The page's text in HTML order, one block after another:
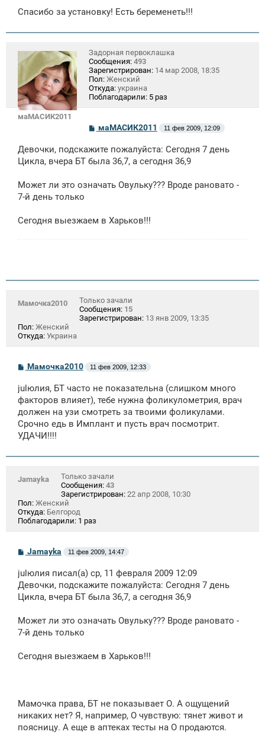
н
е
Спасибо за установку! Есть беременеть!!!
маМАСИК2011
Задорная первоклашка
Сообщения: 493
Зарегистрирован: 14 мар 2008, 18:35
Пол: Женский
Откуда: украина
Поблагодарили: 5 раз
С
б
щ
и
маМАСИК2011 11 фев 2009, 12:09
Девочки, подскажите пожалуйста: Сегодня 7 день
Цикла, вчера БТ была 36,7, а сегодня 36,9
Может ли это означать Овульку??? Вроде рановато -
7-й день только
Сегодня выезжаем в Харьков!!!
Мамочка2010
Только зачали
Сообщения: 15
Зарегистрирован: 13 янв 2009, 13:35
Пол: Женский
Откуда: Украина
С
б
щ
н
и
е
Мамочка2010 11 фев 2009, 12:33
julюлия, БТ часто не показательна (слишком много
факторов влияет), тебе нужна фоликулометрия, врач
должен на узи смотреть за твоими фоликулами.
Срочно едь в Имплант и пусть врач посмотрит.
УДАЧИ!!!!
Jamayka
Только зачали
Сообщения: 43
Зарегистрирован: 22 апр 2008, 10:30
Пол: Женский
Откуда: Белгород
Поблагодарили: 1 раз
б
щ
н
е
Jamayka 11 фев 2009, 14:47
julюлия писал(а) ср, 11 февраля 2009 12:09
Девочки, подскажите пожалуйста: Сегодня 7 день
Цикла, вчера БТ была 36,7, а сегодня 36,9
Может ли это означать Овульку??? Вроде рановато -
7-й день только
Сегодня выезжаем в Харьков!!!
Мамочка права, БТ не показывает О. А ощущений
никаких нет? Я, например, О чувствую: тянет живот и
поясницу. А еще в аптеках тесты на О продаются.